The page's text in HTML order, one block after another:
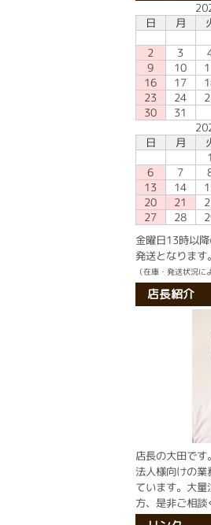
日 月
2
3
9
10
16
17
23
24
30
31
日 月
1
6
7
13
14
20
21
27
28
金曜日13時以
発送となります。
（在庫・発送状況に
店長紹介
店長の大田です。
法人様向けの業
ています。大
方、是非ご相談